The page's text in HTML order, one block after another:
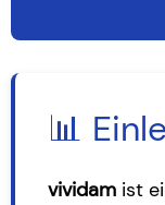
📊
vividam ist